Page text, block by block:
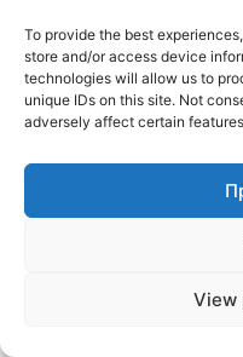
To provide the best
store and/or access device
technologies will allow us to
unique IDs on this site. Not
adversely affect certain
View
Столипиново
15.06.2017 At 16:45
32
6
кашон кроасани….